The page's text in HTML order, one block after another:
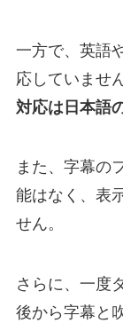
一方で、英語
応していませ
対応は日本語
また、字幕の
能はなく、表
せん。
さらに、一度
後から字幕と